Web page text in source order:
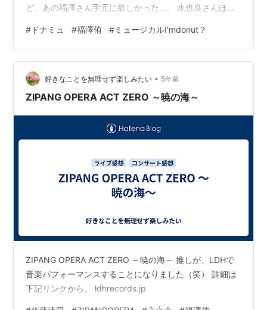
ど、あの福澤さん手元に欲しかった…。 水也良さんほん
にも厳しいけど、ドーナツに人生を賭けていて面倒見が
良くてボケはちゃんと拾ってくれるひと、私も先輩にい
て欲しい。 マキアの「知り合ってすぐの後輩のために自
分の味覚を渡さなかっただろう」(ニュアンス)はそのとお
りかもしれないけど、でも自分の人生を賭けたドーナツ
# ドナミュ #福澤侑 #ミュージカルI'mdonut？
好きなことを無理せず楽しみたい • 5年前
ZIPANG OPERA ACT ZERO ～暁の海～
ZIPANG OPERA ACT ZERO ～暁の海～ 推しが、LDHで
音楽パフォーマンスすることになりました（笑） 詳細は
下記リンクから。 ldhrecords.jp